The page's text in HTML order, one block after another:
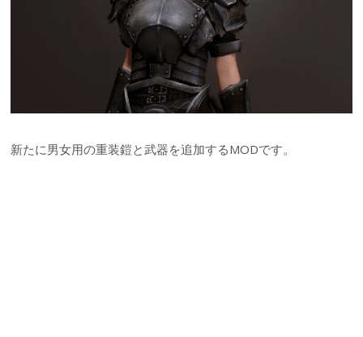
新たに男女用の重装鎧と武器を追加するMODです。